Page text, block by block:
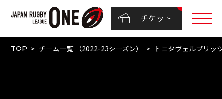
チケット
TOP チーム一覧 （2022-23シーズン） トヨタヴェルブリッ